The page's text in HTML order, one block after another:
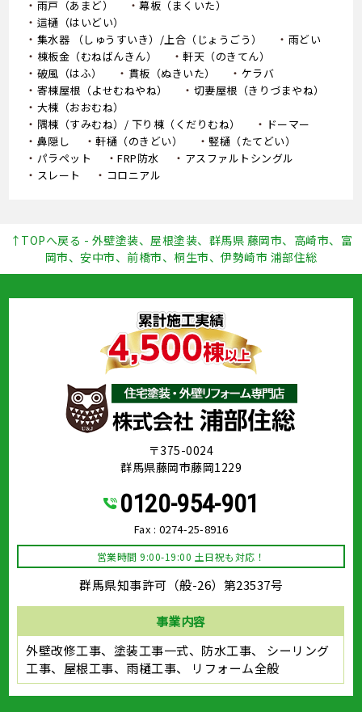
雨戸（あまど）
幕板（まくいた）
這樋（はいどい）
集水器 （しゅうすいき）/上合（じょうごう）
雨どい
棟板金（むねばんきん）
軒天（のきてん）
破風（はふ）
貫板（ぬきいた）
ケラバ
寄棟屋根（よせむねやね）
切妻屋根（きりづまやね）
大棟（おおむね）
隅棟（すみむね）/ 下り棟（くだりむね）
ドーマー
鼻隠し
軒樋（のきどい）
竪樋（たてどい）
パラペット
FRP防水
アスファルトシングル
スレート
コロニアル
↑TOPへ戻る - 外壁塗装、屋根塗装、群馬県 藤岡市、高崎市、富
岡市、安中市、前橋市、桐生市、伊勢崎市 浦部住総
〒375-0024
群馬県藤岡市藤岡1229
0120-954-901
Fax : 0274-25-8916
営業時間 9:00-19:00 土日祝も対応！
群馬県知事許可（般-26）第23537号
事業内容
外壁改修工事、塗装工事⼀式、防水工事、
シーリング
工事、屋根工事、雨樋工事、
リフォーム全般